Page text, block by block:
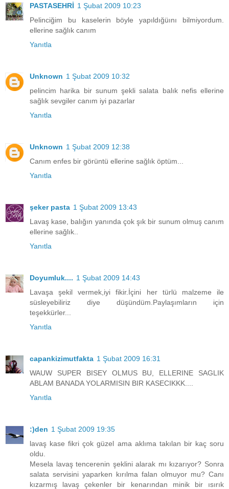
PASTASEHRİ 1 Şubat 2009 10:23
Pelinciğim bu kaselerin böyle yapıldığüını bilmiyordum.
ellerine sağlık canım
Yanıtla
Unknown 1 Şubat 2009 10:32
pelincim harika bir sunum şekli salata balık nefis ellerine
sağlık sevgiler canım iyi pazarlar
Yanıtla
Unknown 1 Şubat 2009 12:38
Canım enfes bir görüntü ellerine sağlık öptüm...
Yanıtla
şeker pasta 1 Şubat 2009 13:43
Lavaş kase, balığın yanında çok şık bir sunum olmuş canım
ellerine sağlık..
Yanıtla
Doyumluk.... 1 Şubat 2009 14:43
Lavaşa şekil vermek,iyi fikir.İçini her türlü malzeme ile
süsleyebiliriz diye düşündüm.Paylaşımların için
teşekkürler...
Yanıtla
capankizimutfakta 1 Şubat 2009 16:31
WAUW SUPER BISEY OLMUS BU, ELLERINE SAGLIK
ABLAM BANADA YOLARMISIN BIR KASECIKKK....
Yanıtla
:)den 1 Şubat 2009 19:35
lavaş kase fikri çok güzel ama aklıma takılan bir kaç soru
oldu.
Mesela lavaş tencerenin şeklini alarak mı kızarıyor? Sonra
salata servisini yaparken kırılma falan olmuyor mu? Canı
kızarmış lavaş çekenler bir kenarından minik bir ısırık